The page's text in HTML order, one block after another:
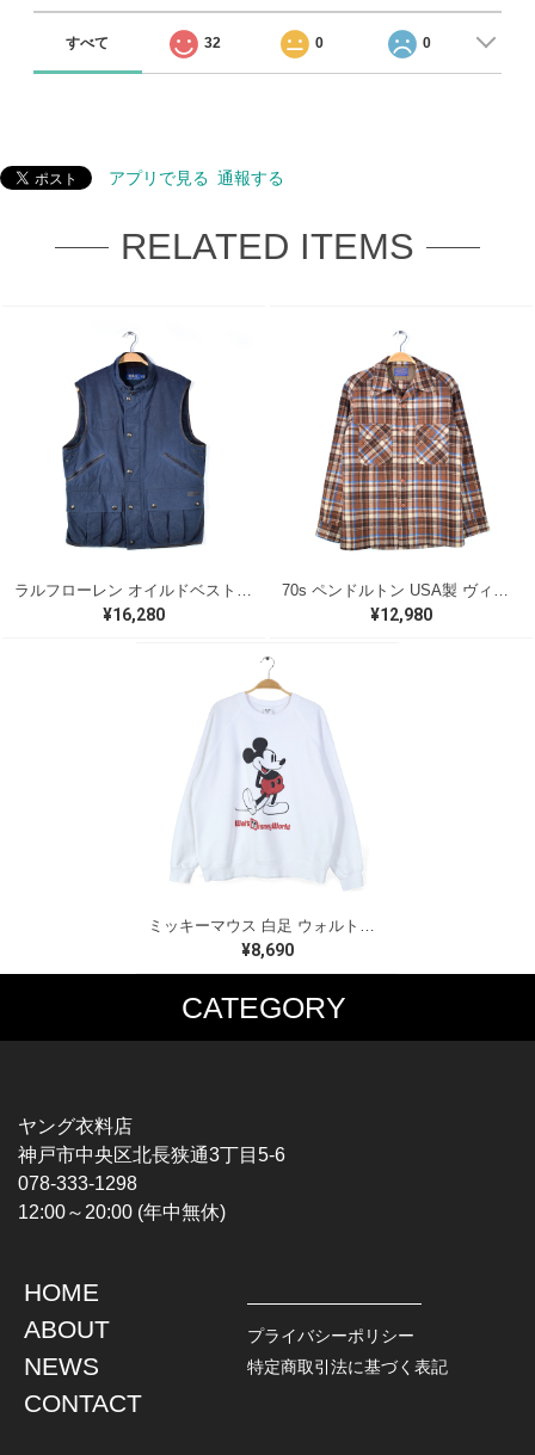
すべて 32 0 0
アプリで見る 通報する
RELATED ITEMS
¥16,280 ¥12,980
ミッキーマウス 白足 ウォルトディズニーオフィシャル スウェット ホワイト WALT DISNEY WORLD ウォルトディズニーオフィシャル サイズXL相当 古着 CF0995
¥8,690
CATEGORY
MUSIC TEE
HARDCORE / PUNK
PROGLESSIVE ROCK
POPS
SOUL / R&B
T-SHIRTS
CHAMPION
TOPS
L / S SHIRT
S / S SHIRT
HAWAIIAN SHIRT
JACKET
DENIM
LEATHER
ヤング衣料店
神戸市中央区北長狭通3丁目5-6
078-333-1298
12:00～20:00 (年中無休)
HOME
ABOUT
NEWS
CONTACT
プライバシーポリシー
特定商取引法に基づく表記